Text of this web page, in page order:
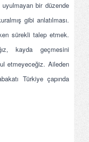
bir düzende
gibi anlatılması.
sürekli talep etmek.
kayda geçmesini
etmeyeceğiz. Aileden
Türkiye çapında